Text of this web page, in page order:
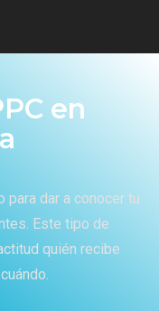
en
dar a conocer tu
Este tipo de
quién recibe